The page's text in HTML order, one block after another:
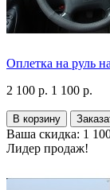
Оплетка на руль
2 100 р. 1 100 р.
В корзину
Ваша скидка: 1
Лидер продаж!